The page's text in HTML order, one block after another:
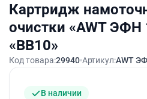
Картридж
очистки «AWT ЭФН
«BB10»
Код товара:29940 Артикул:AWT
В наличии